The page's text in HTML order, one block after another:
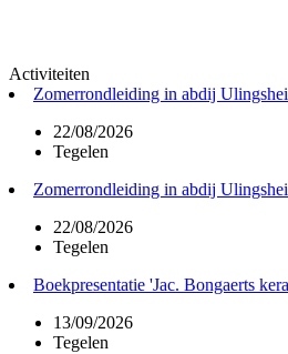
Activiteiten
Zomerrondleiding in abdij
22/08/2026
Tegelen
Zomerrondleiding in abdij
22/08/2026
Tegelen
Boekpresentatie 'Jac. Bongaerts
13/09/2026
Tegelen